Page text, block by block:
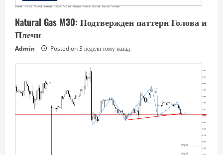
Natural Gas M30: Подтвержден паттерн Голова и
Плечи
Admin Posted on 3 недели тому назад